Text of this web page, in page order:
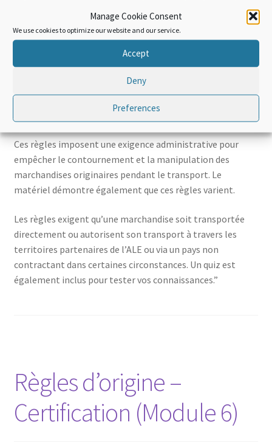
Manage Cookie Consent
We use cookies to optimize our website and our service.
Accept
Deny
Preferences
de transport (Module 5)
“Ce module aide l’apprenant à comprendre qu’à côté du
respect des critères d’origine et des exigences
procédurales (c’est-à-dire la certification d’origine), il y a
dans la plupart des cas un troisième critère à remplir : les
Ces règles imposent une exigence administrative pour
empêcher le contournement et la manipulation des
marchandises originaires pendant le transport. Le
matériel démontre également que ces règles varient.
Les règles exigent qu’une marchandise soit transportée
directement ou autorisent son transport à travers les
territoires partenaires de l’ALE ou via un pays non
contractant dans certaines circonstances. Un quiz est
également inclus pour tester vos connaissances.”
Règles d’origine –
Certification (Module 6)